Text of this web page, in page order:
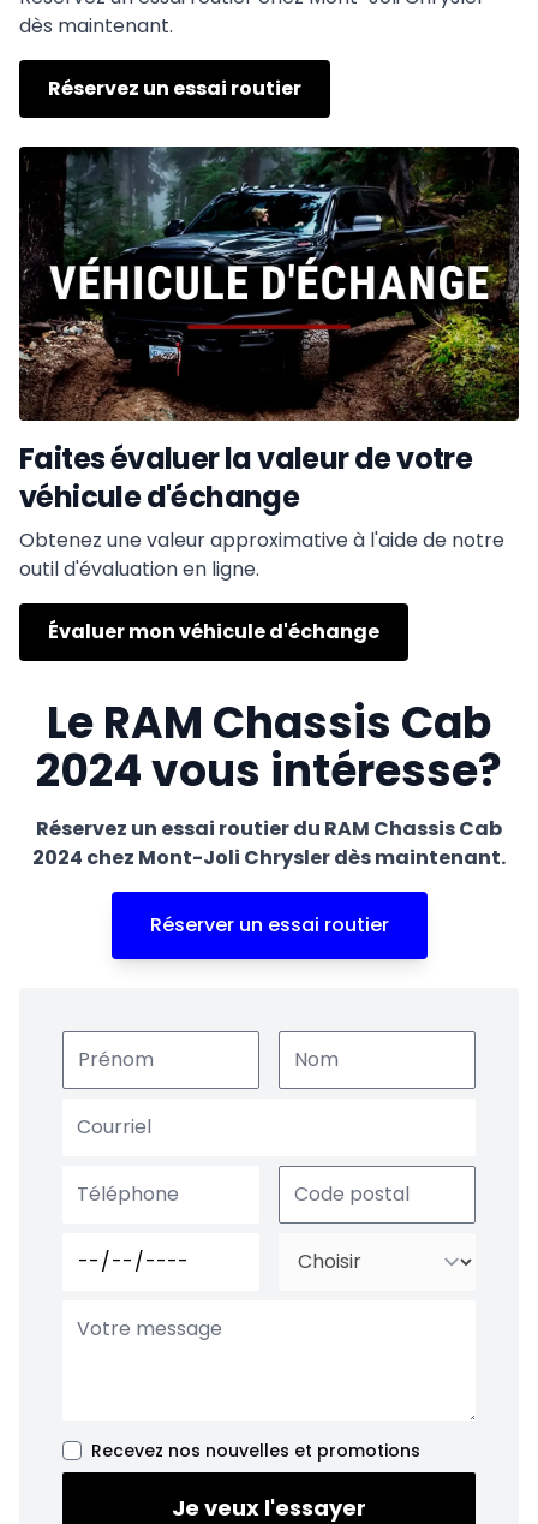
dès maintenant.
Réservez un essai routier
Faites évaluer la valeur de votre
véhicule d'échange
Obtenez une valeur approximative à l'aide de notre
outil d'évaluation en ligne.
Évaluer mon véhicule d'échange
Le RAM Chassis Cab
2024 vous intéresse?
Réservez un essai routier du RAM Chassis Cab
2024 chez Mont-Joli Chrysler dès maintenant.
Réserver un essai routier
Recevez nos nouvelles et promotions
Je veux l'essayer